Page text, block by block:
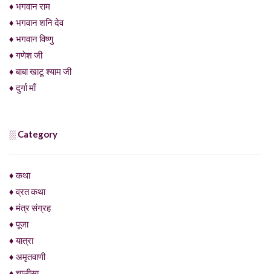
♦ भगवान राम
♦ भगवान शनि देव
♦ भगवान विष्णु
♦ गणेश जी
♦ बाबा खाटू श्याम जी
♦ दुर्गा माँ
░ Category
♦ कथा
♦ व्रत कथा
♦ मंत्र संग्रह
♦ पूजा
♦ यात्रा
♦ अमृतवाणी